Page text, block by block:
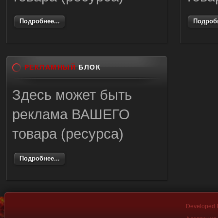
Подробнее...
РЕКЛАМНЫЙ БЛОК
Здесь может быть
реклама ВАШЕГО
товара (ресурса)
Подробнее...
Developed